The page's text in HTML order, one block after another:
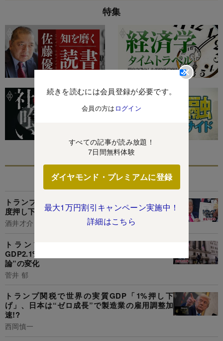
続きを読むには会員登録が必要です。
会員の方は ログイン
すべての記事が読み放題！
7日間無料体験
ダイヤモンド・プレミアムに登録
最大1万円割引キャンペーン実施中！
詳細はこちら
特集
あなたにおすすめ
トランプ25%関税は日本の実質GDP「0.4%」程
度押し下げ、景気後退入りリスク高まる!?
酒井才介
トランプ関税は「9000億ドル増税」で米
GDP2.1%押し下げ!?関税交渉の鍵握る“米国内世
論”の変化
菅井 郁
トランプ関税で世界の実質GDP「1%押し下
げ」、日本は“ゼロ成長”で製造業の雇用調整加
速!?
西岡慎一